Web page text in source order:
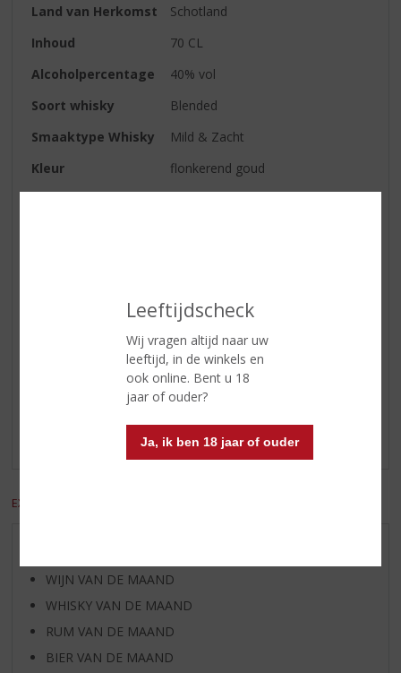
Leeftijdscheck
Wij vragen altijd naar uw
leeftijd, in de winkels en
ook online. Bent u 18
jaar of ouder?
Ja, ik ben 18 jaar of ouder
Land van Herkomst
Schotland
Inhoud
70 CL
Alcoholpercentage
40% vol
Soort whisky
Blended
Smaaktype Whisky
Mild & Zacht
Kleur
flonkerend goud
kort maar hevig
Reviews
Schrijf een review
Er zijn nog geen reviews geplaatst voor dit product
EXCL. BTW
WIJN VAN DE MAAND
WHISKY VAN DE MAAND
RUM VAN DE MAAND
BIER VAN DE MAAND